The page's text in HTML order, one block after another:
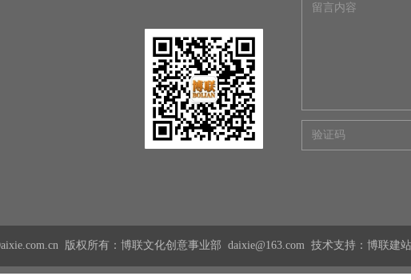
版权所有：博联文化创意事业部 daixie@163.com 技术支持：博联建站